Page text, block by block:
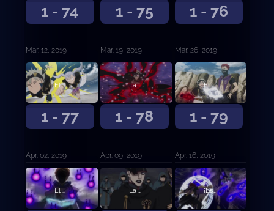
1 - 74
Mar. 12, 2019
1 - 75
Mar. 19, 2019
1 - 76
Mar. 26, 2019
1 - 77
El destino
Apr. 02, 2019
1 - 78
La Trampa del Plebeyo
Apr. 09, 2019
1 - 79
El delincuente contra el musculitos
Apr. 16, 2019
El hermano modelo contra el hermano mediocre La forma de vida de cierto hombre ¡Especial Petit Clover! ¡Charmy la demonio!